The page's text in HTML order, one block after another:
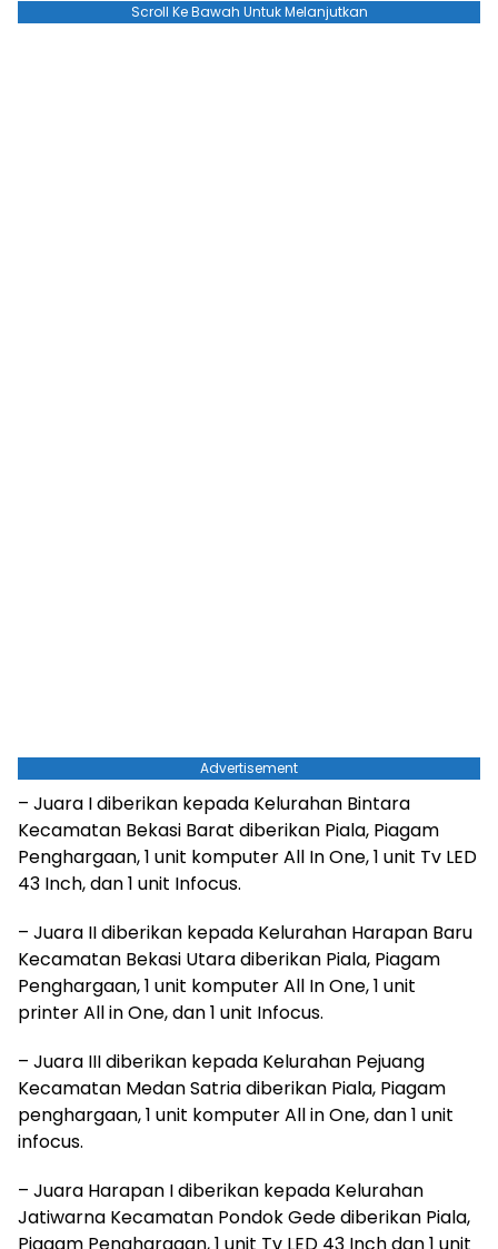
Scroll Ke Bawah Untuk Melanjutkan
Advertisement
– Juara I diberikan kepada Kelurahan Bintara
Kecamatan Bekasi Barat diberikan Piala, Piagam
Penghargaan, 1 unit komputer All In One, 1 unit Tv LED
43 Inch, dan 1 unit Infocus.
– Juara II diberikan kepada Kelurahan Harapan Baru
Kecamatan Bekasi Utara diberikan Piala, Piagam
Penghargaan, 1 unit komputer All In One, 1 unit
printer All in One, dan 1 unit Infocus.
– Juara III diberikan kepada Kelurahan Pejuang
Kecamatan Medan Satria diberikan Piala, Piagam
penghargaan, 1 unit komputer All in One, dan 1 unit
infocus.
– Juara Harapan I diberikan kepada Kelurahan
Jatiwarna Kecamatan Pondok Gede diberikan Piala,
Piagam Penghargaan, 1 unit Tv LED 43 Inch dan 1 unit